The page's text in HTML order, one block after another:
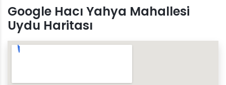
Google Hacı Yahya Mahallesi
Uydu Haritası